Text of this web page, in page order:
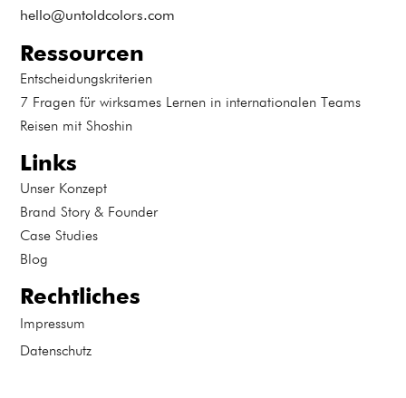
hello@untoldcolors.com
Ressourcen
Entscheidungskriterien
7 Fragen für wirksames Lernen in internationalen Teams
Reisen mit Shoshin
Links
Unser Konzept
Brand Story & Founder
Case Studies
Blog
Rechtliches
Impressum
Datenschutz